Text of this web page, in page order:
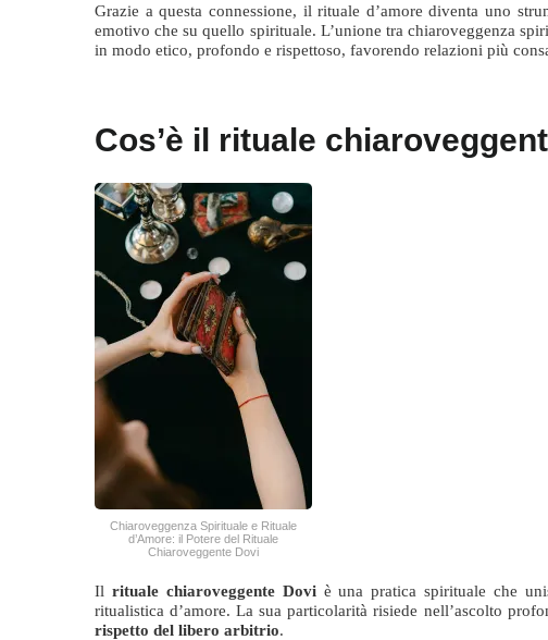
Grazie a questa connessione, il rituale d’amore diventa uno
emotivo che su quello spirituale. L’unione tra chiaroveggenza
in modo etico, profondo e rispettoso, favorendo relazioni più
Cos’è il rituale
Chiaroveggenza Spirituale e Rituale
d’Amore: il Potere del Rituale
Chiaroveggente Dovi
Il rituale chiaroveggente Doviè una pratica spirituale che
ritualistica d’amore. La sua particolarità risiede nell’ascolto
rispetto del libero arbitrio.